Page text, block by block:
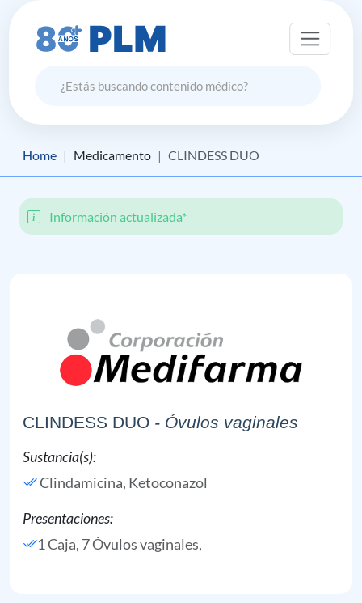
Home Medicamento CLINDESS DUO
Información actualizada*
CLINDESS DUO - Óvulos vaginales
Sustancia(s):
Clindamicina, Ketoconazol
Presentaciones:
1 Caja, 7 Óvulos vaginales,